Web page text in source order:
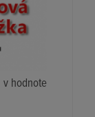
hodnote